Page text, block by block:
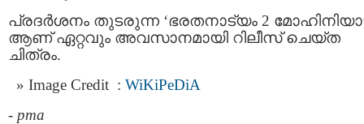
പ്രദര്‍ശനം തുടരുന്ന ‘ഭരതനാട്യം 2
ആണ് ഏറ്റവും അവസാനമായി റിലീസ് ചെയ്ത
ചിത്രം.
Image Credit : WiKiPeDiA
- pma